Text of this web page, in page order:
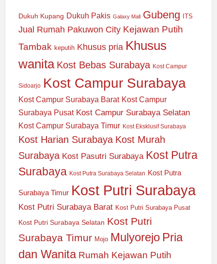
Dukuh Kupang Dukuh Pakis Galaxy Mall Gubeng ITS
Jual Rumah Pakuwon City Kejawan Putih
Tambak keputih Khusus pria Khusus
wanita Kost Bebas Surabaya Kost Campur
Sidoarjo Kost Campur Surabaya
Kost Campur Surabaya Barat Kost Campur
Surabaya Pusat Kost Campur Surabaya Selatan
Kost Campur Surabaya Timur Kost Eksklusif Surabaya
Kost Harian Surabaya Kost Murah
Surabaya Kost Pasutri Surabaya Kost Putra
Surabaya Kost Putra Surabaya Selatan Kost Putra
Surabaya Timur Kost Putri Surabaya
Kost Putri Surabaya Barat Kost Putri Surabaya Pusat
Kost Putri Surabaya Selatan Kost Putri
Surabaya Timur Mojo Mulyorejo Pria
dan Wanita Rumah Kejawan Putih